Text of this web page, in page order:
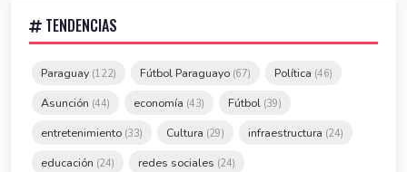
TENDENCIAS
Paraguay (122) Fútbol Paraguayo (67) Política (46)
Asunción (44) economía (43) Fútbol (39)
entretenimiento (33) Cultura (29) infraestructura (24)
educación (24) redes sociales (24)